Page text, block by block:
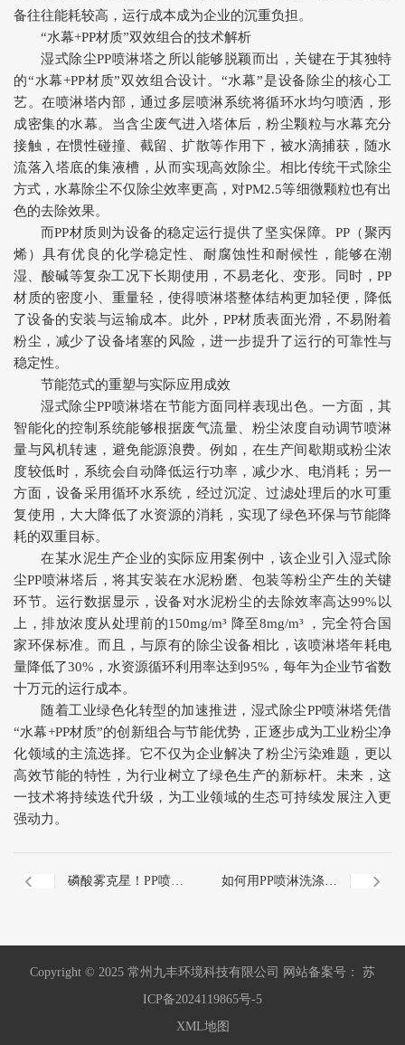
备往往能耗较高，运行成本成为企业的沉重负担。
“水幕+PP材质”双效组合的技术解析
湿式除尘PP喷淋塔之所以能够脱颖而出，关键在于其独特
的“水幕+PP材质”双效组合设计。“水幕”是设备除尘的核心工
艺。在喷淋塔内部，通过多层喷淋系统将循环水均匀喷洒，形
成密集的水幕。当含尘废气进入塔体后，粉尘颗粒与水幕充分
接触，在惯性碰撞、截留、扩散等作用下，被水滴捕获，随水
流落入塔底的集液槽，从而实现高效除尘。相比传统干式除尘
方式，水幕除尘不仅除尘效率更高，对PM2.5等细微颗粒也有出
色的去除效果。
而PP材质则为设备的稳定运行提供了坚实保障。PP（聚丙
烯）具有优良的化学稳定性、耐腐蚀性和耐候性，能够在潮
湿、酸碱等复杂工况下长期使用，不易老化、变形。同时，PP
材质的密度小、重量轻，使得喷淋塔整体结构更加轻便，降低
了设备的安装与运输成本。此外，PP材质表面光滑，不易附着
粉尘，减少了设备堵塞的风险，进一步提升了运行的可靠性与
稳定性。
节能范式的重塑与实际应用成效
湿式除尘PP喷淋塔在节能方面同样表现出色。一方面，其
智能化的控制系统能够根据废气流量、粉尘浓度自动调节喷淋
量与风机转速，避免能源浪费。例如，在生产间歇期或粉尘浓
度较低时，系统会自动降低运行功率，减少水、电消耗；另一
方面，设备采用循环水系统，经过沉淀、过滤处理后的水可重
复使用，大大降低了水资源的消耗，实现了绿色环保与节能降
耗的双重目标。
在某水泥生产企业的实际应用案例中，该企业引入湿式除
尘PP喷淋塔后，将其安装在水泥粉磨、包装等粉尘产生的关键
环节。运行数据显示，设备对水泥粉尘的去除效率高达99%以
上，排放浓度从处理前的150mg/m³ 降至8mg/m³ ，完全符合国
家环保标准。而且，与原有的除尘设备相比，该喷淋塔年耗电
量降低了30%，水资源循环利用率达到95%，每年为企业节省数
十万元的运行成本。
随着工业绿色化转型的加速推进，湿式除尘PP喷淋塔凭借
“水幕+PP材质”的创新组合与节能优势，正逐步成为工业粉尘净
化领域的主流选择。它不仅为企业解决了粉尘污染难题，更以
高效节能的特性，为行业树立了绿色生产的新标杆。未来，这
一技术将持续迭代升级，为工业领域的生态可持续发展注入更
强动力。
磷酸雾克星！PP喷淋
化工艺 —— 从源头破
如何用PP喷淋洗涤塔
Copyright © 2025 常州九丰环境科技有限公司 网站备案号： 苏
ICP备2024119865号-5
XML地图